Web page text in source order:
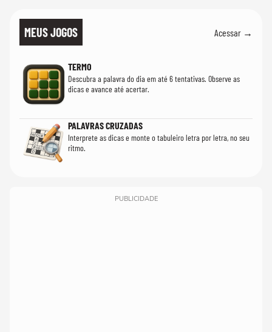
MEUS JOGOS Acessar →
TERMO
Descubra a palavra do dia em até 6 tentativas. Observe as
dicas e avance até acertar.
PALAVRAS CRUZADAS
Interprete as dicas e monte o tabuleiro letra por letra, no seu
ritmo.
PUBLICIDADE